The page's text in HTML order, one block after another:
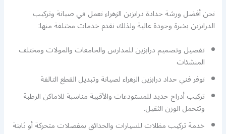
نحن أفضل ورشة حدادة درابزين الزهراء نعمل في صيانة وتركيب
الدرابزين بخبرة وجودة عالية ولذلك نقدم خدمات مختلفة منها:
تفصيل وتصميم درابزين للمدارس والجامعات والمولات ومختلف
المنشئات
نوفر فني حداد درابزين الزهراء لصيانة وتبديل القطع التالفة
تركيب أدراج حديد للمستودعات والأقبية مناسبة للاماكن الرطبة
وتتحمل الوزن الثقيل.
خدمة تركيب مظلات للسيارات والحدائق بمفصلات متحركة أو ثابتة